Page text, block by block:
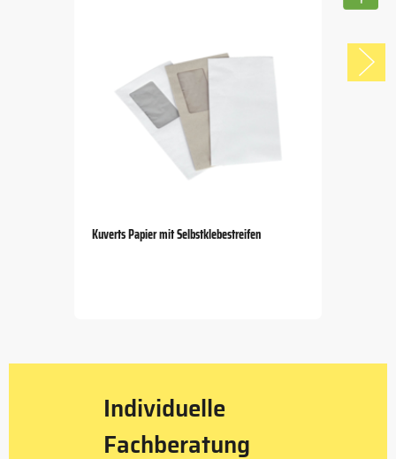
Kuverts Papier mit Selbstklebestreifen
Individuelle
Fachberatung